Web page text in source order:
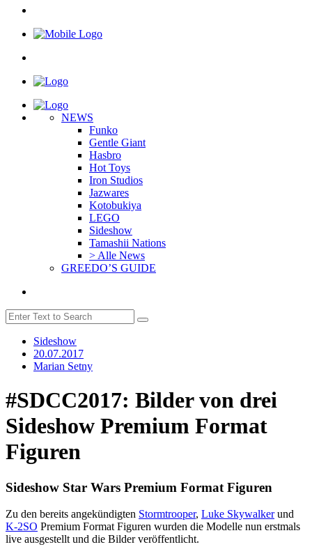
NEWS
Funko
Gentle Giant
Hasbro
Hot Toys
Iron Studios
Jazwares
Kotobukiya
LEGO
Sideshow
Tamashii Nations
> Alle News
GREEDO’S GUIDE
Sideshow
20.07.2017
Marian Setny
#SDCC2017: Bilder von drei
Sideshow Premium Format
Figuren
Sideshow Star Wars Premium Format Figuren
Zu den bereits angekündigten Stormtrooper, Luke Skywalkerund
K-2SO Premium Format Figuren wurden die Modelle nun erstmals
live ausgestellt und die Bilder veröffentlicht.